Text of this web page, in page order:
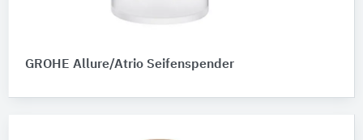
GROHE Allure/Atrio Seifenspender